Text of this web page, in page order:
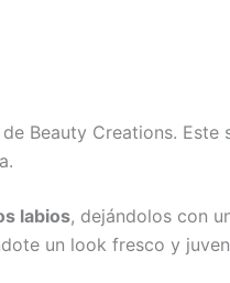
de Beauty Creations. Este
labios, dejándolos con
un look fresco y